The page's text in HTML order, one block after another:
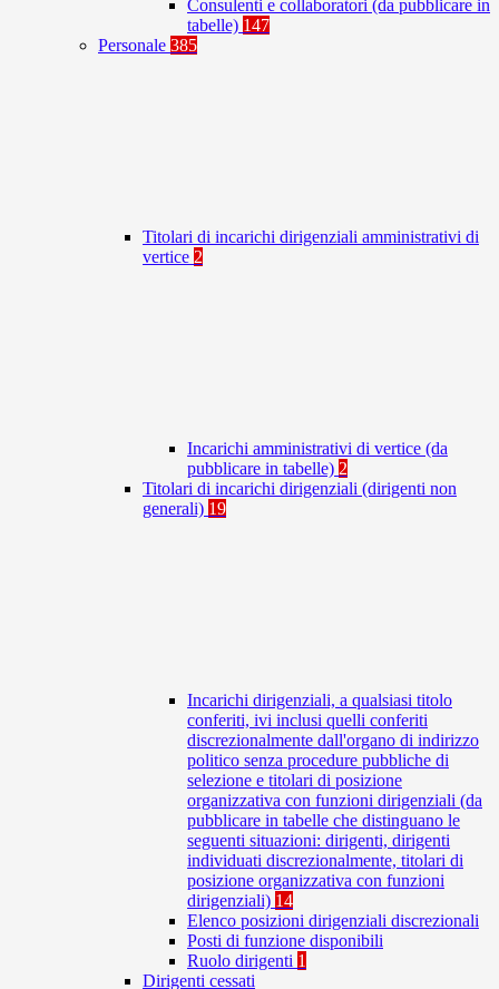
Consulenti e collaboratori (da pubblicare in
tabelle) 147
Personale 385
Titolari di incarichi dirigenziali amministrativi di
vertice 2
Incarichi amministrativi di vertice (da
pubblicare in tabelle) 2
Titolari di incarichi dirigenziali (dirigenti non
generali) 19
Incarichi dirigenziali, a qualsiasi titolo
conferiti, ivi inclusi quelli conferiti
discrezionalmente dall'organo di indirizzo
politico senza procedure pubbliche di
selezione e titolari di posizione
organizzativa con funzioni dirigenziali (da
pubblicare in tabelle che distinguano le
seguenti situazioni: dirigenti, dirigenti
individuati discrezionalmente, titolari di
posizione organizzativa con funzioni
dirigenziali) 14
Elenco posizioni dirigenziali discrezionali
Posti di funzione disponibili
Ruolo dirigenti 1
Dirigenti cessati